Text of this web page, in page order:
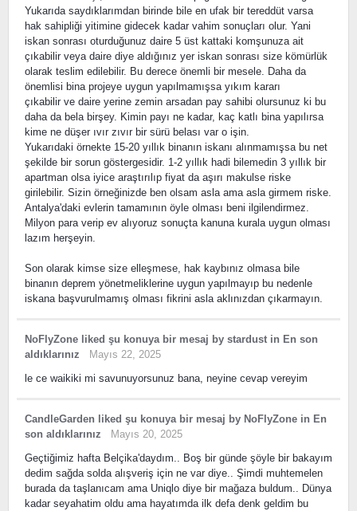
Yukarıda saydıklarımdan birinde bile en ufak bir tereddüt varsa
hak sahipliği yitimine gidecek kadar vahim sonuçları olur. Yani
iskan sonrası oturduğunuz daire 5 üst kattaki komşunuza ait
çıkabilir veya daire diye aldığınız yer iskan sonrası size kömürlük
olarak teslim edilebilir. Bu derece önemli bir mesele. Daha da
önemlisi bina projeye uygun yapılmamışsa yıkım kararı
çıkabilir ve daire yerine zemin arsadan pay sahibi olursunuz ki bu
daha da bela birşey. Kimin payı ne kadar, kaç katlı bina yapılırsa
kime ne düşer ıvır zıvır bir sürü belası var o işin.
Yukarıdaki örnekte 15-20 yıllık binanın iskanı alınmamışsa bu net
şekilde bir sorun göstergesidir. 1-2 yıllık hadi bilemedin 3 yıllık bir
apartman olsa iyice araştırılıp fiyat da aşırı makulse riske
girilebilir. Sizin örneğinizde ben olsam asla ama asla girmem riske.
Antalya'daki evlerin tamamının öyle olması beni ilgilendirmez.
Milyon para verip ev alıyoruz sonuçta kanuna kurala uygun olması
lazım herşeyin.
Son olarak kimse size elleşmese, hak kaybınız olmasa bile
binanın deprem yönetmeliklerine uygun yapılmayıp bu nedenle
iskana başvurulmamış olması fikrini asla aklınızdan çıkarmayın.
NoFlyZone liked şu konuya bir mesaj by stardust in En son
aldıklarınız
Mayıs 22, 2025
le ce waikiki mi savunuyorsunuz bana, neyine cevap vereyim
CandleGarden liked şu konuya bir mesaj by NoFlyZone in En
son aldıklarınız
Mayıs 20, 2025
Geçtiğimiz hafta Belçika'daydım.. Boş bir günde şöyle bir bakayım
dedim sağda solda alışveriş için ne var diye.. Şimdi muhtemelen
burada da taşlanıcam ama Uniqlo diye bir mağaza buldum.. Dünya
kadar seyahatim oldu ama hayatımda ilk defa denk geldim bu